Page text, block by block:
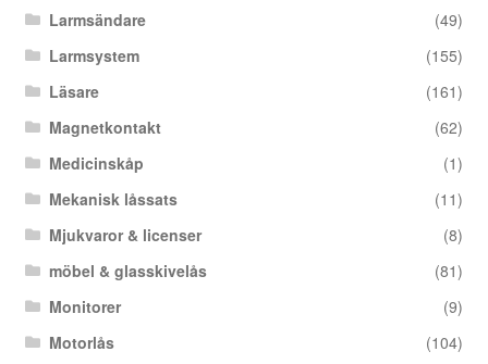
Larmsändare
(49)
Larmsystem
(155)
Läsare
(161)
Magnetkontakt
(62)
Medicinskåp
(1)
Mekanisk låssats
(11)
Mjukvaror & licenser
(8)
möbel & glasskivelås
(81)
Monitorer
(9)
Motorlås
(104)